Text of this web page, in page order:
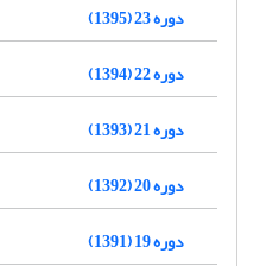
دوره 23 (1395)
دوره 22 (1394)
دوره 21 (1393)
دوره 20 (1392)
دوره 19 (1391)